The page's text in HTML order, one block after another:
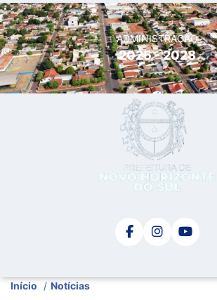
ADMINISTRAÇÃO
2025 - 2028
Início / Notícias